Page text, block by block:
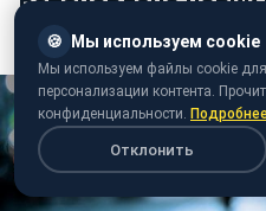
Велосипедист подолав 35
🍪 Мы используем cookie
Мы используем файлы cookie
персонализации контента.
конфиденциальности. Подробнее
Отклонить